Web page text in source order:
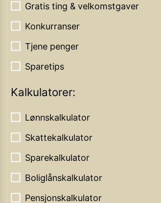
Gratis ting & velkomstgaver
Konkurranser
Tjene penger
Sparetips
Kalkulatorer:
Lønnskalkulator
Skattekalkulator
Sparekalkulator
Boliglånskalkulator
Pensjonskalkulator